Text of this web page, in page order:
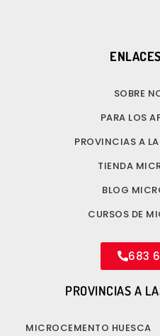
SOBRE
PARA LOS
PROVINCIAS A
TIENDA
BLOG
CURSOS DE
683
PROVINCIAS A
MICROCEMENTO HUESCA